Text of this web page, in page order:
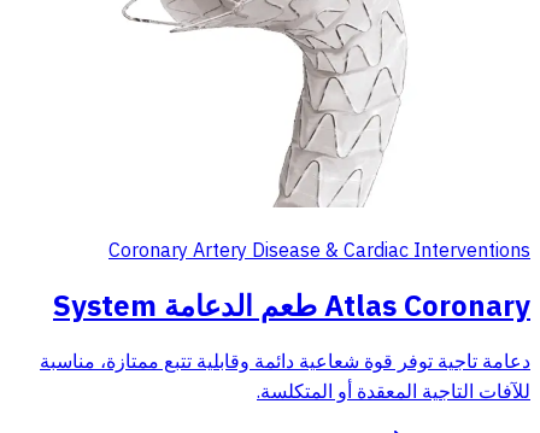
Coronary Artery Disease & Cardiac Interventions
Atlas Coronary طعم الدعامة System
دعامة تاجية توفر قوة شعاعية دائمة وقابلية تتبع ممتازة، مناسبة
للآفات التاجية المعقدة أو المتكلسة.